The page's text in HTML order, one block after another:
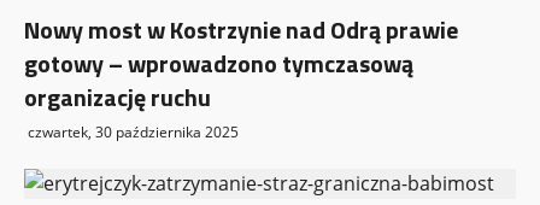
Nowy most w Kostrzynie nad Odrą prawie
gotowy – wprowadzono tymczasową
organizację ruchu
czwartek, 30 października 2025